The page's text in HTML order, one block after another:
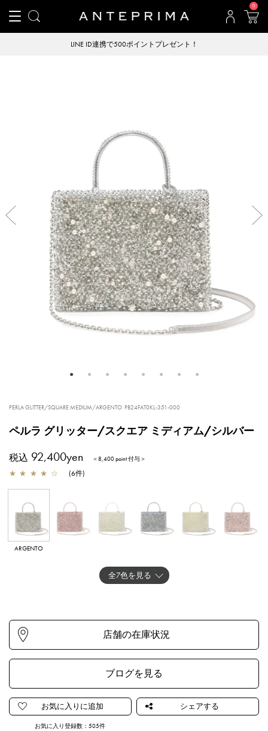
0
LINE ID連携で500ポイントプレゼント！
PERLA GLITTER/SQUARE MEDIUM/ARGENTO PB24FAT0KL-351-000
ペルラ グリッター/スクエア ミディアム/シルバー
税込 92,400yen ＜8,400 point 付与＞
★ ★ ★ ★ ☆ (6件)
ARGENTO
OROGENTO
全7色を見る
ブログを見る
お気に入り登録数：505件